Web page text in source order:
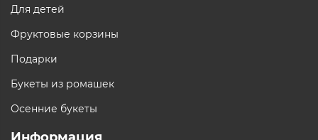
Для детей
Фруктовые корзины
Подарки
Букеты из ромашек
Осенние букеты